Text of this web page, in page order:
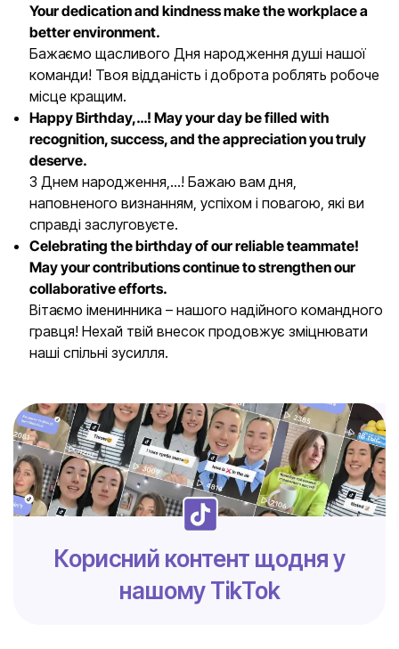
Your dedication and kindness make the workplace a
better environment.
Бажаємо щасливого Дня народження душі нашої
команди! Твоя відданість і доброта роблять робоче
місце кращим.
Happy Birthday,…! May your day be filled with
recognition, success, and the appreciation you truly
deserve.
З Днем народження,…! Бажаю вам дня,
наповненого визнанням, успіхом і повагою, які ви
справді заслуговуєте.
Celebrating the birthday of our reliable teammate!
May your contributions continue to strengthen our
collaborative efforts.
Вітаємо іменинника – нашого надійного командного
гравця! Нехай твій внесок продовжує зміцнювати
наші спільні зусилля.
Корисний контент щодня у
нашому TikTok